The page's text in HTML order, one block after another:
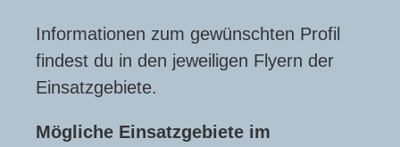
Informationen zum gewünschten Profil
findest du in den jeweiligen Flyern der
Einsatzgebiete.
Mögliche Einsatzgebiete im